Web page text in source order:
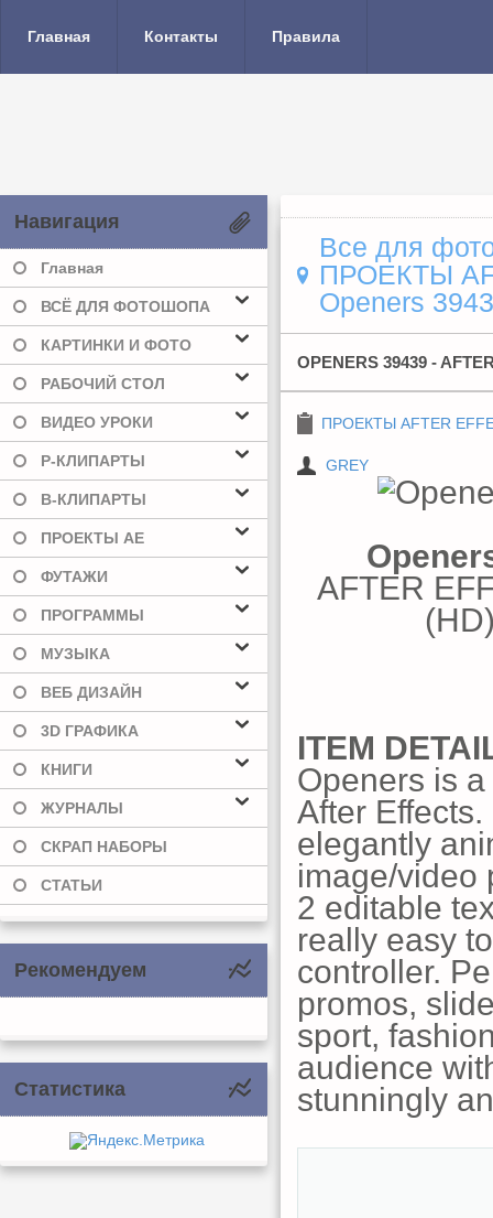
Главная Контакты Правила
Навигация
Главная
ВСЁ ДЛЯ ФОТОШОПА
КАРТИНКИ И ФОТО
РАБОЧИЙ СТОЛ
ВИДЕО УРОКИ
Р-КЛИПАРТЫ
В-КЛИПАРТЫ
ПРОЕКТЫ AE
ФУТАЖИ
ПРОГРАММЫ
МУЗЫКА
ВЕБ ДИЗАЙН
3D ГРАФИКА
КНИГИ
ЖУРНАЛЫ
СКРАП НАБОРЫ
СТАТЬИ
Рекомендуем
Статистика
Все для
ПРОЕКТЫ
Openers
OPENERS 39439 -
ПРОЕКТЫ AFTER
GREY
AFTER
ITEM
Openers is
After
elegantly
image/video
2 editable
really easy
controller.
promos,
sport,
audience
stunningly